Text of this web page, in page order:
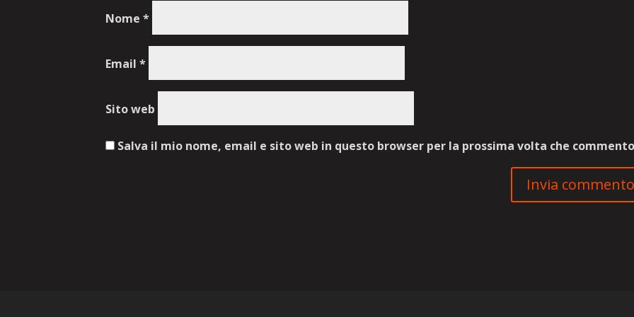
Nome*
Email*
Sito web
Salva il mio nome, email e sito web in questo browser per la prossima volta che